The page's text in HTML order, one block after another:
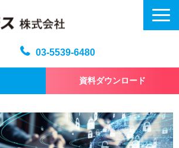
03-5539-6480
資料ダウンロード
メール訓練トップ
機能・仕様